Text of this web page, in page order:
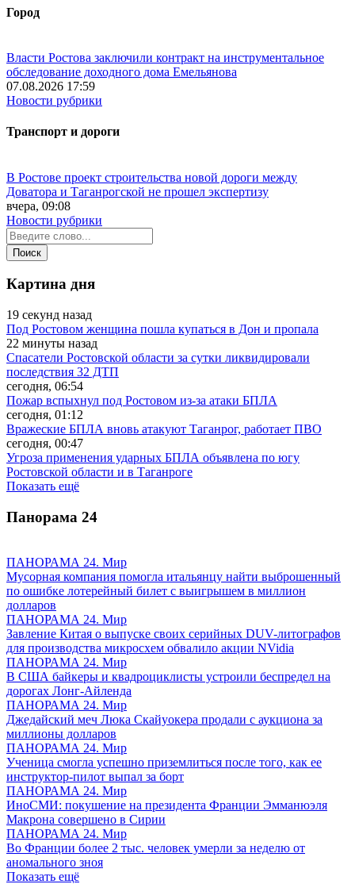
Город
Власти Ростова заключили контракт на инструментальное
обследование доходного дома Емельянова
07.08.2026 17:59
Новости рубрики
Транспорт и дороги
В Ростове проект строительства новой дороги между
Доватора и Таганрогской не прошел экспертизу
вчера, 09:08
Новости рубрики
Картина дня
19 секунд назад
Под Ростовом женщина пошла купаться в Дон и пропала
22 минуты назад
Спасатели Ростовской области за сутки ликвидировали
последствия 32 ДТП
сегодня, 06:54
Пожар вспыхнул под Ростовом из-за атаки БПЛА
сегодня, 01:12
Вражеские БПЛА вновь атакуют Таганрог, работает ПВО
сегодня, 00:47
Угроза применения ударных БПЛА объявлена по югу
Ростовской области и в Таганроге
Показать ещё
Панорама 24
ПАНОРАМА 24. Мир
Мусорная компания помогла итальянцу найти выброшенный
по ошибке лотерейный билет с выигрышем в миллион
долларов
ПАНОРАМА 24. Мир
Завление Китая о выпуске своих серийных DUV-литографов
для производства микросхем обвалило акции NVidia
ПАНОРАМА 24. Мир
В США байкеры и квадроциклисты устроили беспредел на
дорогах Лонг-Айленда
ПАНОРАМА 24. Мир
Джедайский меч Люка Скайуокера продали с аукциона за
миллионы долларов
ПАНОРАМА 24. Мир
Ученица смогла успешно приземлиться после того, как ее
инструктор-пилот выпал за борт
ПАНОРАМА 24. Мир
ИноСМИ: покушение на президента Франции Эмманюэля
Макрона совершено в Сирии
ПАНОРАМА 24. Мир
Во Франции более 2 тыс. человек умерли за неделю от
аномального зноя
Показать ещё